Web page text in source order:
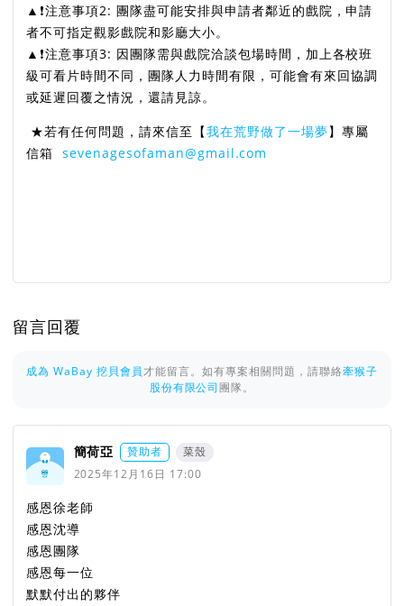
▲❗️注意事項2: 團隊盡可能安排與申請者鄰近的戲院，申請
者不可指定觀影戲院和影廳大小。
▲❗️注意事項3: 因團隊需與戲院洽談包場時間，加上各校班
級可看片時間不同，團隊人力時間有限，可能會有來回協調
或延遲回覆之情況，還請見諒。
★若有任何問題，請來信至【我在荒野做了一場夢】專屬
信箱 sevenagesofaman@gmail.com
留言回覆
成為 WaBay 挖貝會員才能留言。如有專案相關問題，請聯絡牽猴子
股份有限公司團隊。
簡荷亞 贊助者
菜殼
2025年12月16日 17:00
感恩徐老師
感恩沈導
感恩團隊
感恩每一位
默默付出的夥伴